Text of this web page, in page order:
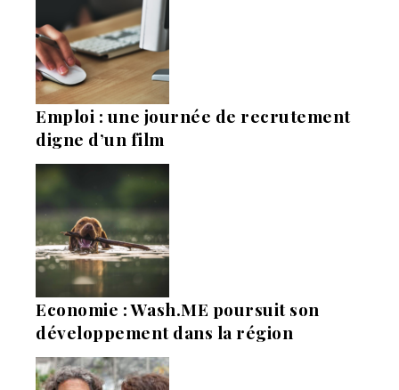
Emploi : une journée de recrutement
digne d’un film
Economie : Wash.ME poursuit son
développement dans la région